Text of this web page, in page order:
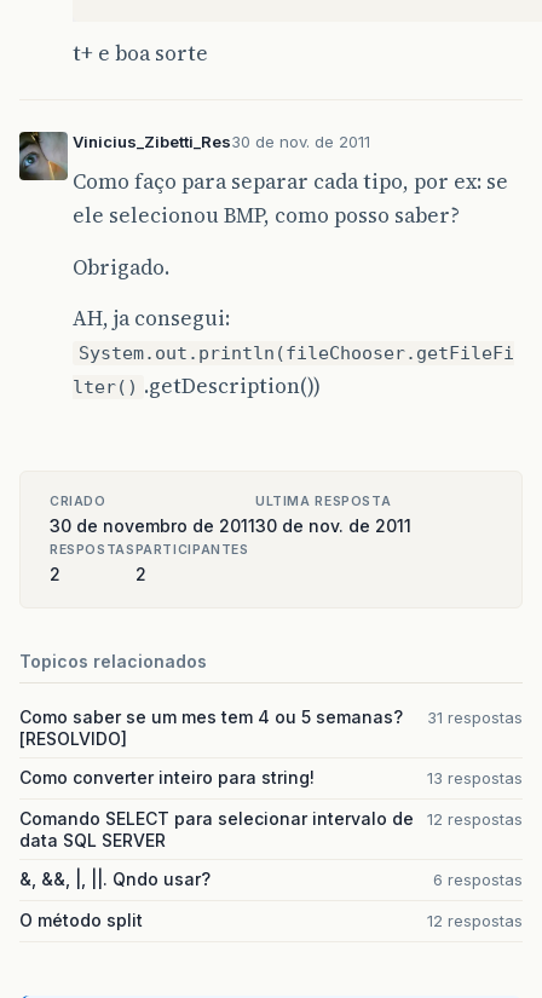
t+ e boa sorte
Vinicius_Zibetti_Res30 de nov. de 2011
Como faço para separar cada tipo, por ex: se
ele selecionou BMP, como posso saber?
Obrigado.
AH, ja consegui:
System.out.println(fileChooser.getFileFi
lter() .getDescription())
CRIADO
30 de novembro de 2011
ULTIMA RESPOSTA
30 de nov. de 2011
RESPOSTAS
2
PARTICIPANTES
2
Topicos relacionados
Como saber se um mes tem 4 ou 5 semanas?
[RESOLVIDO]
31 respostas
Como converter inteiro para string! 13 respostas
Comando SELECT para selecionar intervalo de
data SQL SERVER
12 respostas
&, &&, |, ||. Qndo usar? 6 respostas
O método split 12 respostas